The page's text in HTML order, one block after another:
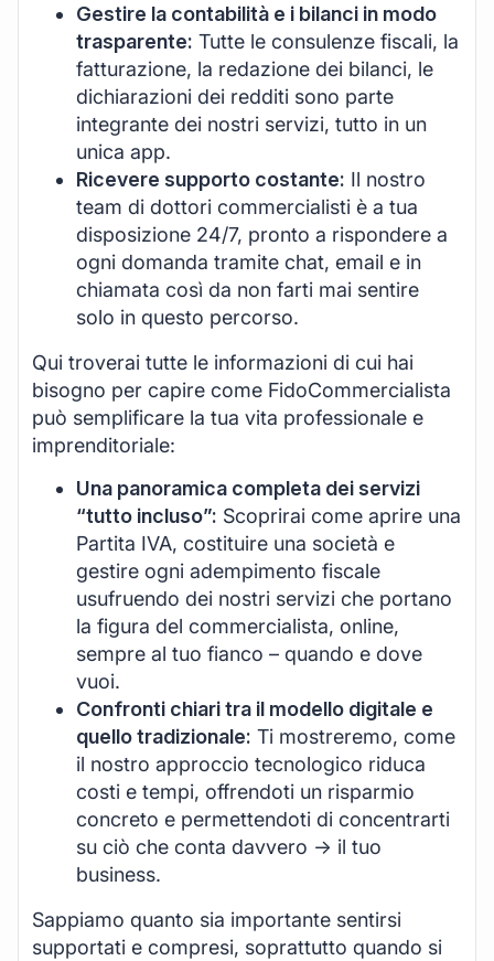
Gestire la contabilità e i bilanci in modo
trasparente: Tutte le consulenze fiscali, la
fatturazione, la redazione dei bilanci, le
dichiarazioni dei redditi sono parte
integrante dei nostri servizi, tutto in un
unica app.
Ricevere supporto costante: Il nostro
team di dottori commercialisti è a tua
disposizione 24/7, pronto a rispondere a
ogni domanda tramite chat, email e in
chiamata così da non farti mai sentire
solo in questo percorso.
Qui troverai tutte le informazioni di cui hai
bisogno per capire come FidoCommercialista
può semplificare la tua vita professionale e
imprenditoriale:
Una panoramica completa dei servizi
“tutto incluso”: Scoprirai come aprire una
Partita IVA, costituire una società e
gestire ogni adempimento fiscale
usufruendo dei nostri servizi che portano
la figura del commercialista, online,
sempre al tuo fianco – quando e dove
vuoi.
Confronti chiari tra il modello digitale e
quello tradizionale: Ti mostreremo, come
il nostro approccio tecnologico riduca
costi e tempi, offrendoti un risparmio
concreto e permettendoti di concentrarti
su ciò che conta davvero -> il tuo
business.
Sappiamo quanto sia importante sentirsi
supportati e compresi, soprattutto quando si